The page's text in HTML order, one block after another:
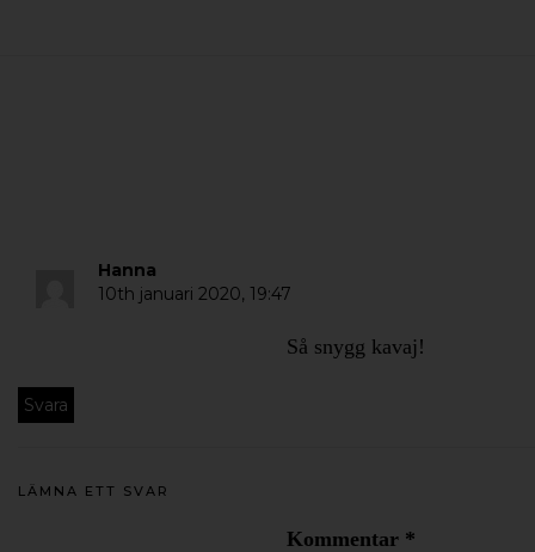
Hanna
10th januari 2020, 19:47
Så snygg kavaj!
Svara
LÄMNA ETT SVAR
Kommentar *